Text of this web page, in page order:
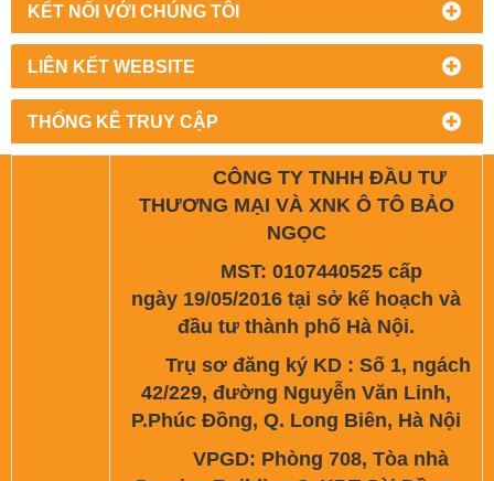
KẾT NỐI VỚI CHÚNG TÔI
LIÊN KẾT WEBSITE
THỐNG KÊ TRUY CẬP
CÔNG TY TNHH ĐẦU TƯ
THƯƠNG MẠI VÀ XNK Ô TÔ BẢO
NGỌC
MST: 0107440525 cấp
ngày 19/05/2016 tại sở kế hoạch và
đầu tư thành phố Hà Nội.
Trụ sơ đăng ký KD : Số 1, ngách
42/229, đường Nguyễn Văn Linh,
P.Phúc Đồng, Q. Long Biên, Hà Nội
VPGD: Phòng 708, Tòa nhà